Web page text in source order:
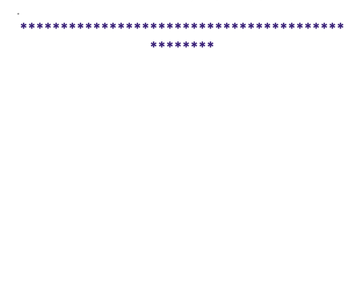
.
****************************************
********